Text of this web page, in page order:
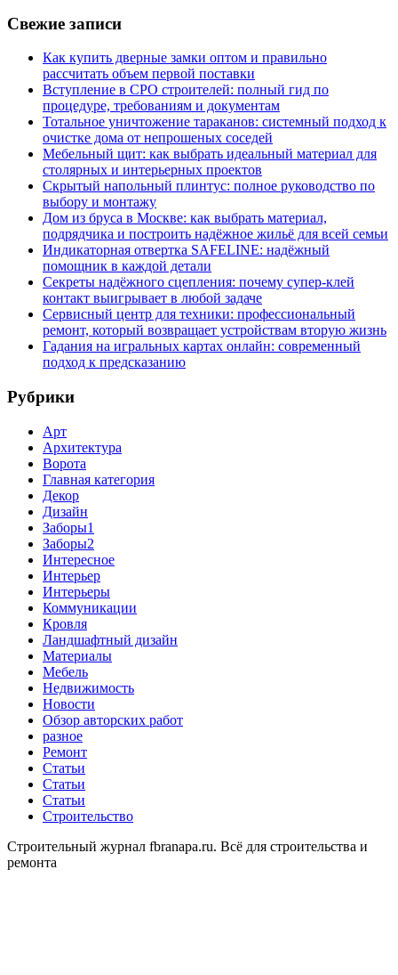
Свежие записи
Как купить дверные замки оптом и правильно
рассчитать объем первой поставки
Вступление в СРО строителей: полный гид по
процедуре, требованиям и документам
Тотальное уничтожение тараканов: системный подход к
очистке дома от непрошеных соседей
Мебельный щит: как выбрать идеальный материал для
столярных и интерьерных проектов
Скрытый напольный плинтус: полное руководство по
выбору и монтажу
Дом из бруса в Москве: как выбрать материал,
подрядчика и построить надёжное жильё для всей семьи
Индикаторная отвертка SAFELINE: надёжный
помощник в каждой детали
Секреты надёжного сцепления: почему супер‑клей
контакт выигрывает в любой задаче
Сервисный центр для техники: профессиональный
ремонт, который возвращает устройствам вторую жизнь
Гадания на игральных картах онлайн: современный
подход к предсказанию
Рубрики
Арт
Архитектура
Ворота
Главная категория
Декор
Дизайн
Заборы1
Заборы2
Интересное
Интерьер
Интерьеры
Коммуникации
Кровля
Ландшафтный дизайн
Материалы
Мебель
Недвижимость
Новости
Обзор авторских работ
разное
Ремонт
Статьи
Статьи
Статьи
Строительство
Строительный журнал fbranapa.ru. Всё для строительства и
ремонта